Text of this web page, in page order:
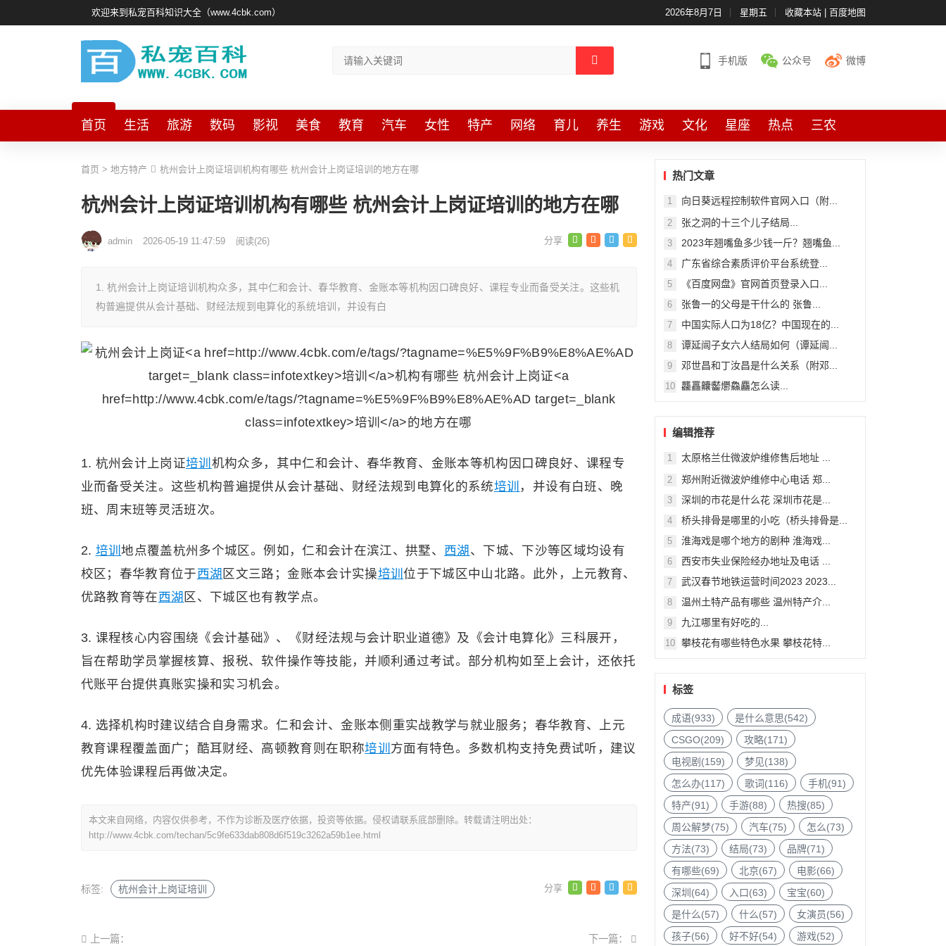
欢迎来到私宠百科知识大全（www.4cbk.com） 2026年8月7日 星期五 收藏本站| 百度地图
手机版 公众号 微博
首页 生活 旅游 数码 影视 美食 教育 汽车 女性 特产 网络 育儿 养生 游戏 文化 星座 热点 三农
首页 > 地方特产 杭州会计上岗证培训机构有哪些 杭州会计上岗证培训的地方在哪
杭州会计上岗证培训机构有哪些 杭州会计上岗证培训的地方在哪
admin 2026-05-19 11:47:59 阅读(26)
1. 杭州会计上岗证培训机构众多，其中仁和会计、春华教育、金账本等机构因口碑良好、课程专业而备受关注。这些机
构普遍提供从会计基础、财经法规到电算化的系统培训，并设有白
1. 杭州会计上岗证培训 机构众多，其中仁和会计、春华教育、金账本等机构因口碑良好、课程专
业而备受关注。这些机构普遍提供从会计基础、财经法规到电算化的系统培训 ，并设有白班、晚
班、周末班等灵活班次。
2. 培训地点覆盖杭州多个城区。例如，仁和会计在滨江、拱墅、 西湖 、下城、下沙等区域均设有
校区；春华教育位于西湖 区文三路；金账本会计实操培训位于下城区中山北路。此外，上元教育、
优路教育等在西湖 区、下城区也有教学点。
3. 课程核心内容围绕《会计基础》、《财经法规与会计职业道德》及《会计电算化》三科展开，
旨在帮助学员掌握核算、报税、软件操作等技能，并顺利通过考试。部分机构如至上会计，还依托
代账平台提供真账实操和实习机会。
4. 选择机构时建议结合自身需求。仁和会计、金账本侧重实战教学与就业服务；春华教育、上元
教育课程覆盖面广；酷耳财经、高顿教育则在职称培训 方面有特色。多数机构支持免费试听，建议
优先体验课程后再做决定。
本文来自网络，内容仅供参考，不作为诊断及医疗依据，投资等依据。侵权请联系底部删除。转载请注明出处：
http://www.4cbk.com/techan/5c9fe633dab808d6f519c3262a59b1ee.html
标签: 杭州会计上岗证培训
上一篇： 下一篇：
热门文章
1 向日葵远程控制软件官网入口（附...
2 张之洞的十三个儿子结局...
3 2023年翘嘴鱼多少钱一斤？翘嘴鱼...
4 广东省综合素质评价平台系统登...
5 《百度网盘》官网首页登录入口...
6 张鲁一的父母是干什么的 张鲁...
7 中国实际人口为18亿？中国现在的...
8 谭延闿子女六人结局如何（谭延闿...
9 邓世昌和丁汝昌是什么关系（附邓...
10 龘靐齉齾爩鱻麤怎么读...
编辑推荐
1 太原格兰仕微波炉维修售后地址 ...
2 郑州附近微波炉维修中心电话 郑...
3 深圳的市花是什么花 深圳市花是...
4 桥头排骨是哪里的小吃（桥头排骨是...
5 淮海戏是哪个地方的剧种 淮海戏...
6 西安市失业保险经办地址及电话 ...
7 武汉春节地铁运营时间2023 2023...
8 温州土特产品有哪些 温州特产介...
9 九江哪里有好吃的...
10 攀枝花有哪些特色水果 攀枝花特...
标签
成语(933)
是什么意思(542)
CSGO(209)
攻略(171)
电视剧(159)
梦见(138)
怎么办(117)
歌词(116)
手机(91)
特产(91)
手游(88)
热搜(85)
周公解梦(75)
汽车(75)
怎么(73)
方法(73)
结局(73)
品牌(71)
有哪些(69)
北京(67)
电影(66)
深圳(64)
入口(63)
宝宝(60)
是什么(57)
什么(57)
女演员(56)
孩子(56)
好不好(54) 游戏(52)